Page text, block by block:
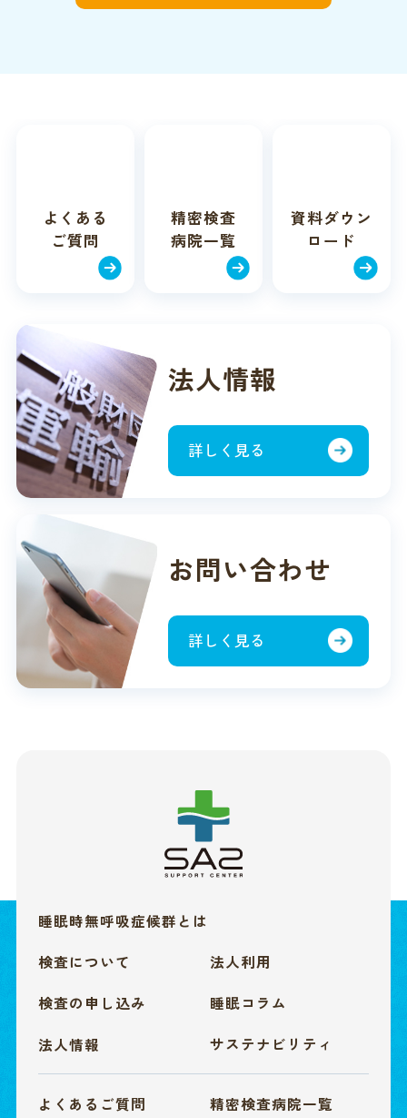
よくある
ご質問
精密検査
病院一覧
資料ダウン
ロード
法人情報
詳しく見る
お問い合わせ
詳しく見る
睡眠時無呼吸症候群とは
検査について
検査の申し込み
法人情報
法人利用
睡眠コラム
サステナビリティ
よくあるご質問 精密検査病院一覧